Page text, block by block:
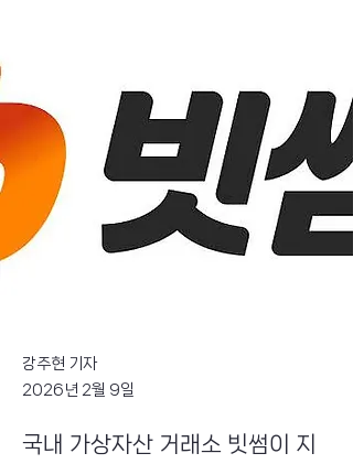
강주현 기자
2026년 2월 9일
국내 가상자산 거래소 빗썸이 지